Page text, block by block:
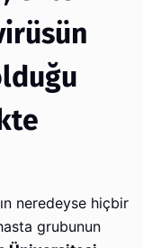
neredeyse hiçbir
grubunun